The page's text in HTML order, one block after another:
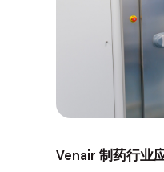
Venair 制药行业